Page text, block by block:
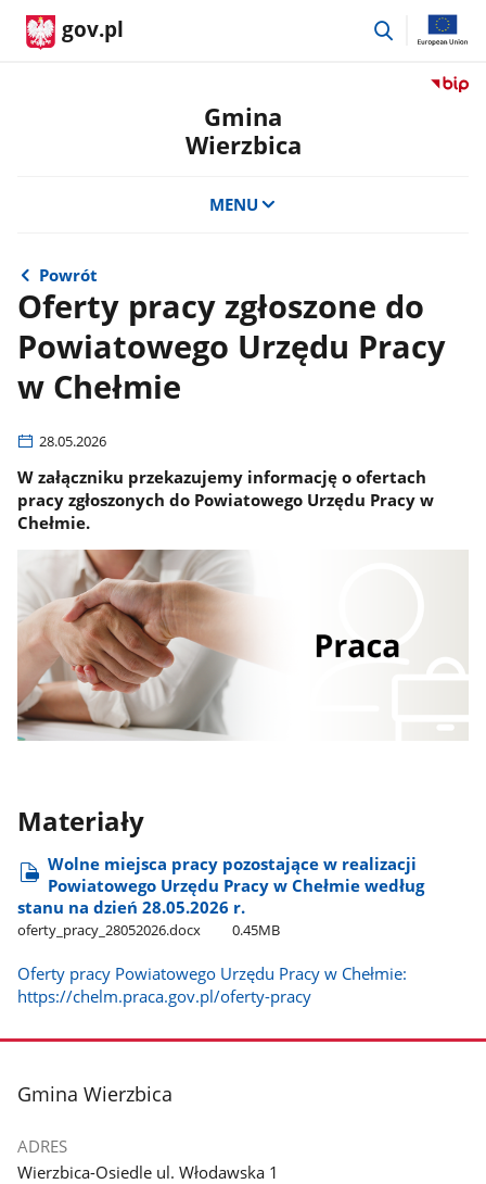
gov.pl
przejdź
Przejdź
Gmina
Wierzbica
MENU
Powrót
Oferty pracy zgłoszone do
Powiatowego Urzędu Pracy
w Chełmie
28.05.2026
W załączniku przekazujemy informację o ofertach
pracy zgłoszonych do Powiatowego Urzędu Pracy w
Chełmie.
Materiały
Wolne miejsca pracy pozostające w realizacji
Powiatowego Urzędu Pracy w Chełmie według
stanu na dzień 28.05.2026 r.
oferty​_pracy​_28052026.docx 0.45MB
Oferty pracy Powiatowego Urzędu Pracy w Chełmie:
https://chelm.praca.gov.pl/oferty-pracy
stopka
Gmina Wierzbica
ADRES
Wierzbica-Osiedle ul. Włodawska 1